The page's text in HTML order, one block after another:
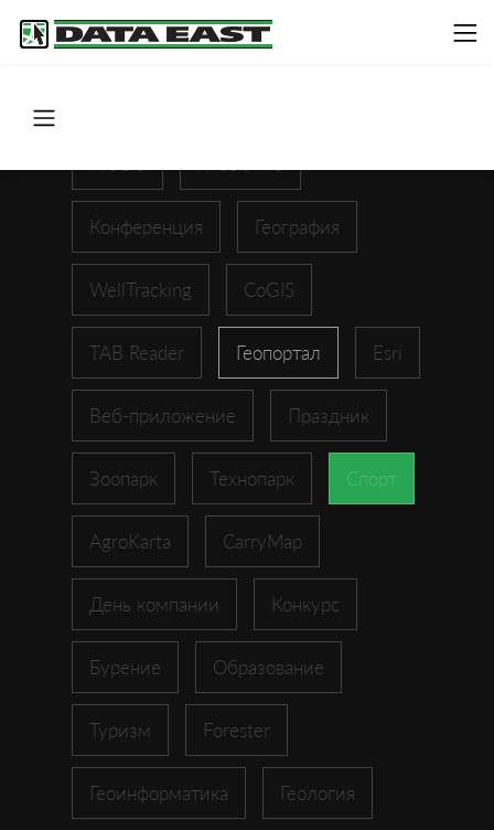
Конференция География
WellTracking CoGIS
TAB Reader Геопортал Esri
Веб-приложение Праздник
Зоопарк Технопарк Спорт
AgroKarta CarryMap
День компании Конкурс
Бурение Образование
Туризм Forester
Геоинформатика Геология